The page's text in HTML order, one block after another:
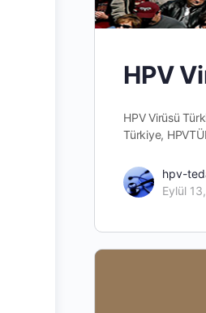
HPV
HPV Virüsü
Türkiye,
hpv-
Eylül